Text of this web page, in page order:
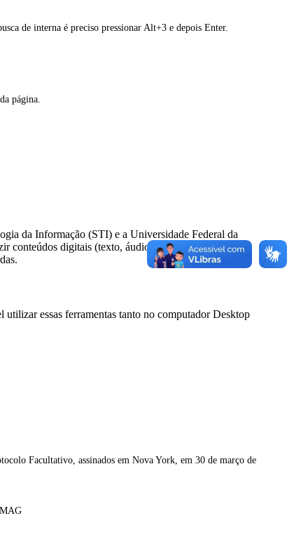
de interna é preciso pressionar Alt+3 e depois Enter.
página.
da Informação (STI) e a Universidade Federal da
conteúdos digitais (texto, áudio e vídeo) para a
essas ferramentas tanto no computador Desktop
Facultativo, assinados em Nova York, em 30 de março de